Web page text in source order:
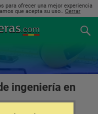
para ofrecer una mejor experiencia
que acepta su uso.. Cerrar
ingeniería en